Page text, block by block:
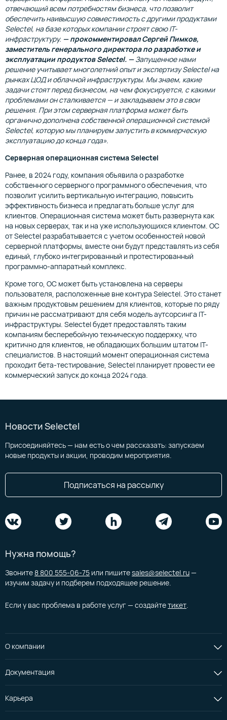
отвечающий всем потребностям бизнеса, что позволит
обеспечить наивысшую совместимость с другими продуктами
Selectel, на базе которых компании строят свою IT-
инфраструктуру. — прокомментировал Сергей Пимков,
заместитель генерального директора по разработке и
эксплуатации продуктов Selectel. —Запущенное нами
решение учитывает многолетний опыт и экспертизу Selectel на
рынках ЦОД и облачной инфраструктуры. Мы знаем, какие
задачи стоят перед бизнесом, на чем фокусируется, с какими
проблемами он сталкивается — и закладываем это в свои
решения. При этом серверная платформа может быть
органично дополнена собственной операционной системой
Selectel, которую мы планируем запустить в коммерческую
эксплуатацию до конца года».
Серверная операционная система Selectel
Ранее, в 2024 году, компания объявила о разработке
собственного серверного программного обеспечения, что
позволит усилить вертикальную интеграцию, повысить
эффективность бизнеса и предлагать больше услуг для
клиентов. Операционная система может быть развернута как
на новых серверах, так и на уже использующихся клиентом. ОС
от Selectel разрабатывается с учетом особенностей новой
серверной платформы, вместе они будут представлять из себя
единый, глубоко интегрированный и протестированный
программно-аппаратный комплекс.
Кроме того, ОС может быть установлена на серверы
пользователя, расположенные вне контура Selectel. Это станет
важным продуктовым решением для клиентов, которые по ряду
причин не рассматривают для себя модель аутсорсинга IT-
инфраструктуры. Selectel будет предоставлять таким
компаниям бесперебойную техническую поддержку, что
критично для клиентов, не обладающих большим штатом IT-
специалистов. В настоящий момент операционная система
проходит бета-тестирование, Selectel планирует провести ее
коммерческий запуск до конца 2024 года.
Новости Selectel
Присоединяйтесь — нам есть о чем рассказать: запускаем
новые продукты и акции, проводим мероприятия.
Подписаться на рассылку
Нужна помощь?
Звоните 8 800 555-06-75 или пишитеsales@selectel.ru—
изучим задачу и подберем подходящее решение.
Если у вас проблема в работе услуг — создайтетикет
О компании
Документация
Карьера